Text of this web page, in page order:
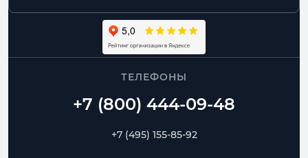
ТЕЛЕФОНЫ
+7 (495) 155-85-92